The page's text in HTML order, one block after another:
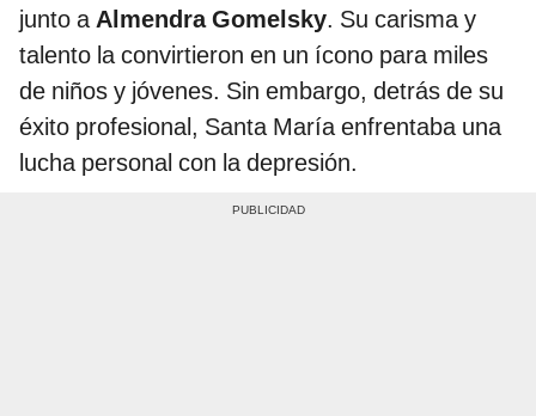
junto aAlmendra Gomelsky. Su carisma y
talento la convirtieron en un ícono para miles
de niños y jóvenes. Sin embargo, detrás de su
éxito profesional, Santa María enfrentaba una
lucha personal con la depresión.